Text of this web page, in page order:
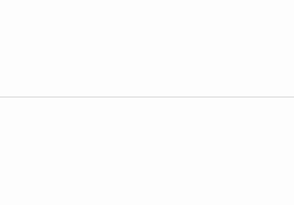
でもファンの多い「Orobianco（